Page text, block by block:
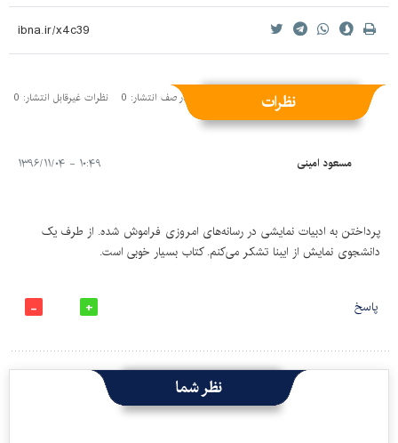
نظرات
نظرات منتشر شده: 1 نظرات در صف انتشار: 0 نظرات غیرقابل انتشار: 0
مسعود امینی ۱۰:۴۹ - ۱۳۹۶/۱۱/۰۴
پرداختن به ادبیات نمایشی در رسانه‌های امروزی فراموش شده. از طرف یک
دانشجوی نمایش از ایبنا تشکر می‌کنم. کتاب بسیار خوبی است.
پاسخ
نظر شما